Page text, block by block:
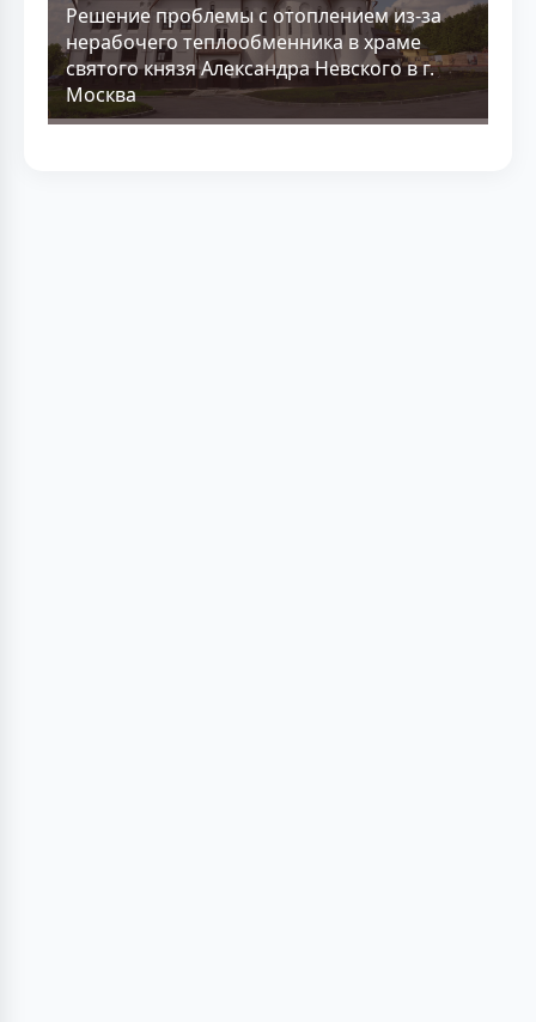
Решение проблемы с отоплением из-за
нерабочего теплообменника в храме
святого князя Александра Невского в г.
Москва